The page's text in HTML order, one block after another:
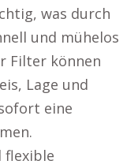
was durch
und mühelos
Filter können
Lage und
eine
flexible